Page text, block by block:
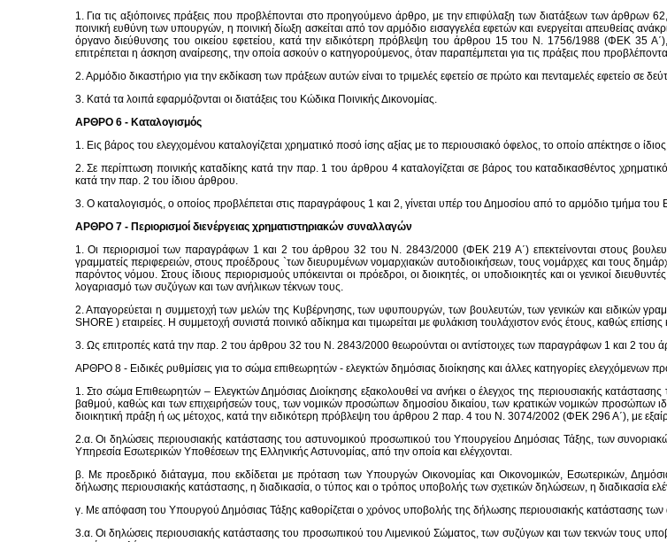
1. Για τις αξιόποινες πράξεις που προβλέπονται στο προηγούμενο άρθρο, με την επιφύλαξη των διατάξεων των
ποινική ευθύνη των υπουργών, η ποινική δίωξη ασκείται από τον αρμόδιο εισαγγελέα εφετών και ενεργείται απευθείας
όργανο διεύθυνσης του οικείου εφετείου, κατά την ειδικότερη πρόβλεψη του άρθρου 15 του Ν. 1756/1988 (ΦΕΚ 35
επιτρέπεται η άσκηση αναίρεσης, την οποία ασκούν ο κατηγορούμενος, όταν παραπέμπεται για τις πράξεις που
2. Αρμόδιο δικαστήριο για την εκδίκαση των πράξεων αυτών είναι το τριμελές εφετείο σε πρώτο και πενταμελές εφετείο σε
3. Κατά τα λοιπά εφαρμόζονται οι διατάξεις του Κώδικα Ποινικής Δικονομίας.
ΑΡΘΡΟ 6 - Καταλογισμός
1. Εις βάρος του ελεγχομένου καταλογίζεται χρηματικό ποσό ίσης αξίας με το περιουσιακό όφελος, το οποίο απέκτησε ο
2. Σε περίπτωση ποινικής καταδίκης κατά την παρ. 1 του άρθρου 4 καταλογίζεται σε βάρος του καταδικασθέντος
κατά την παρ. 2 του ίδιου άρθρου.
3. Ο καταλογισμός, ο οποίος προβλέπεται στις παραγράφους 1 και 2, γίνεται υπέρ του Δημοσίου από το αρμόδιο τμήμα του
ΑΡΘΡΟ 7 - Περιορισμοί διενέργειας χρηματιστηριακών συναλλαγών
1. Οι περιορισμοί των παραγράφων 1 και 2 του άρθρου 32 του Ν. 2843/2000 (ΦΕΚ 219 Α΄) επεκτείνονται στους
γραμματείς περιφερειών, στους προέδρους `των διευρυμένων νομαρχιακών αυτοδιοικήσεων, τους νομάρχες και τους
παρόντος νόμου. Στους ίδιους περιορισμούς υπόκεινται οι πρόεδροι, οι διοικητές, οι υποδιοικητές και οι γενικοί
λογαριασμό των συζύγων και των ανήλικων τέκνων τους.
2. Απαγορεύεται η συμμετοχή των μελών της Κυβέρνησης, των υφυπουργών, των βουλευτών, των γενικών και ειδικών
SHORE ) εταιρείες. Η συμμετοχή συνιστά ποινικό αδίκημα και τιμωρείται με φυλάκιση τουλάχιστον ενός έτους, καθώς
3. Ως επιτροπές κατά την παρ. 2 του άρθρου 32 του Ν. 2843/2000 θεωρούνται οι αντίστοιχες των παραγράφων 1 και 2 του
ΑΡΘΡΟ 8 - Ειδικές ρυθμίσεις για το σώμα επιθεωρητών - ελεγκτών δημόσιας διοίκησης και άλλες κατηγορίες ελεγχόμενων
1. Στο σώμα Επιθεωρητών – Ελεγκτών Δημόσιας Διοίκησης εξακολουθεί να ανήκει ο έλεγχος της περιουσιακής
βαθμού, καθώς και των επιχειρήσεών τους, των νομικών προσώπων δημοσίου δικαίου, των κρατικών νομικών προσώπων
διοικητική πράξη ή ως μέτοχος, κατά την ειδικότερη πρόβλεψη του άρθρου 2 παρ. 4 του Ν. 3074/2002 (ΦΕΚ 296 Α΄), με
2.α. Οι δηλώσεις περιουσιακής κατάστασης του αστυνομικού προσωπικού του Υπουργείου Δημόσιας Τάξης, των
Υπηρεσία Εσωτερικών Υποθέσεων της Ελληνικής Αστυνομίας, από την οποία και ελέγχονται.
β. Με προεδρικό διάταγμα, που εκδίδεται με πρόταση των Υπουργών Οικονομίας και Οικονομικών, Εσωτερικών,
δήλωσης περιουσιακής κατάστασης, η διαδικασία, ο τύπος και ο τρόπος υποβολής των σχετικών δηλώσεων, η διαδικασία
γ. Με απόφαση του Υπουργού Δημόσιας Τάξης καθορίζεται ο χρόνος υποβολής της δήλωσης περιουσιακής κατάστασης
3.α. Οι δηλώσεις περιουσιακής κατάστασης του προσωπικού του Λιμενικού Σώματος, των συζύγων και των τεκνών τους